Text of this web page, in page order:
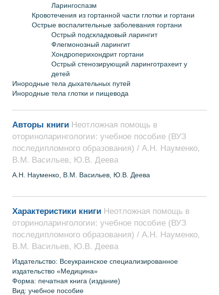
Ларингоспазм
Кровотечения из гортанной части глотки и гортани
Острые воспалительные заболевания гортани
Острый подскладковый ларингит
Флегмонозный ларингит
Хондроперихондрит гортани
Острый стенозирующий ларинготрахеит у
детей
Инородные тела дыхательных путей
Инородные тела глотки и пищевода
Авторы книги Неотложная помощь в
оториноларингологии: учебное пособие (ВУЗ
последипломного образования) / А.Н. Науменко,
В.М. Васильев, Ю.В. Деева
А.Н. Науменко, В.М. Васильев, Ю.В. Деева
Характеристики книги Неотложная помощь в
оториноларингологии: учебное пособие (ВУЗ
последипломного образования) / А.Н. Науменко,
В.М. Васильев, Ю.В. Деева
Издательство: Всеукраинское специализированное
издательство «Медицина»
Форма: печатная книга (издание)
Вид: учебное пособие